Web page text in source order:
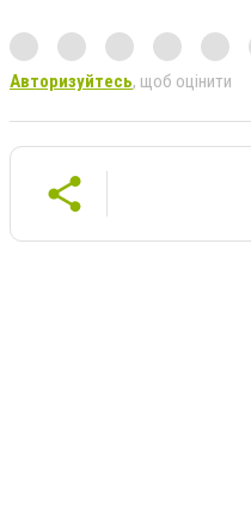
Авторизуйтесь, щоб оцінити